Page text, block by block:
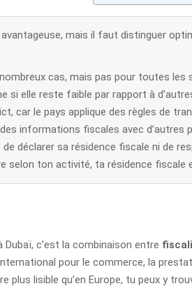
mais il faut distinguer
cas, mais pas pour toutes
si elle reste faible par rapport à
car le pays applique des règles de
informations fiscales avec d’autres
déclarer sa résidence fiscale ni de
selon ton activité, ta résidence fiscale
c’est la combinaison entre
pour le commerce, la
lisible qu’en Europe, tu peux y